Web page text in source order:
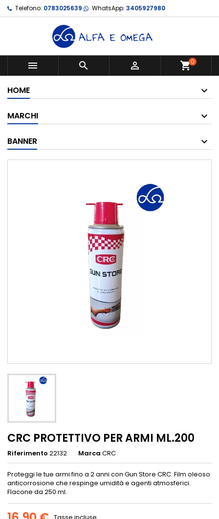
Telefono: 0783025639 WhatsApp: 3405927980
   shopping_cart0
HOME
MARCHI
BANNER
CRC PROTETTIVO PER ARMI ML.200
Riferimento 22132 Marca CRC
Proteggi le tue armi fino a 2 anni con Gun Store CRC. Film oleoso
anticorrosione che respinge umidità e agenti atmosferici.
Flacone da 250 ml.